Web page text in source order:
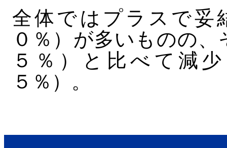
全体ではプラスで妥
０％）が多いものの
５％）と比べて減
５％）。